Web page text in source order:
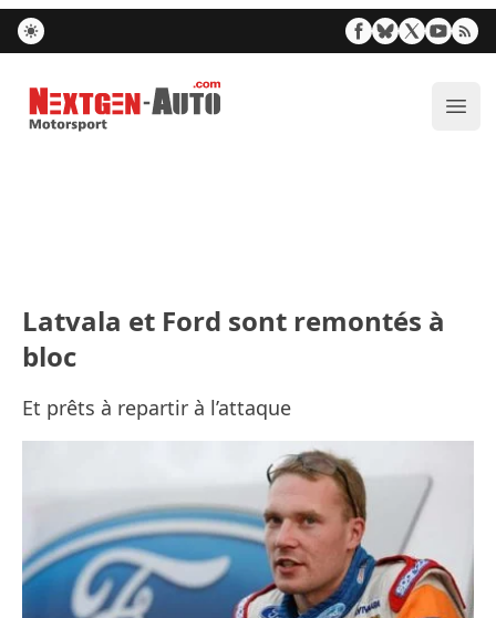
Nextgen-Auto.com
Latvala et Ford sont remontés à
bloc
Et prêts à repartir à l’attaque